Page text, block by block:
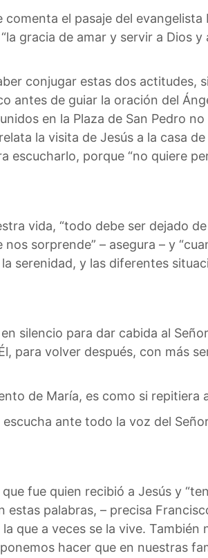
el pasaje del
gracia de amar y servir a Dios
conjugar estas dos actitudes,
antes de guiar la oración del
en la Plaza de San Pedro
la visita de Jesús a la casa
porque “no quiere
vida, “todo debe ser dejado
sorprende” – asegura – y
serenidad, y las diferentes
silencio para dar cabida al Señor
para volver después, con más
de María, es como si repitiera
ante todo la voz del
fue quien recibió a Jesús y
palabras, – precisa
que a veces se la vive.
hacer que en nuestras